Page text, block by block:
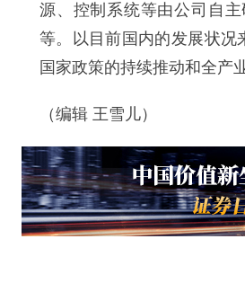
源、控制系统等由公司自
等。以目前国内的发展状况
国家政策的持续推动和全产
（编辑 王雪儿）